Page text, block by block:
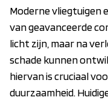
Moderne vliegtuigen
van geavanceerde
licht zijn, maar na
schade kunnen
hiervan is cruciaal
duurzaamheid.